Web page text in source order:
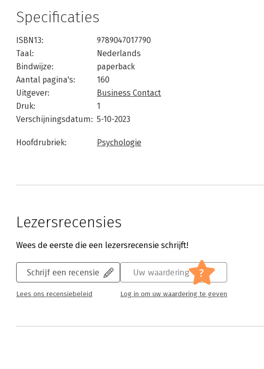
Specificaties
ISBN13:
9789047017790
Taal:
Nederlands
Bindwijze:
paperback
Aantal pagina's:
160
Uitgever:
Business Contact
Druk:
1
Verschijningsdatum: 5-10-2023
Hoofdrubriek: Psychologie
Lezersrecensies
Wees de eerste die een lezersrecensie schrijft!
Schrijf een recensie
Lees ons recensiebeleid
Uw waardering ?
Log in om uw waardering te geven